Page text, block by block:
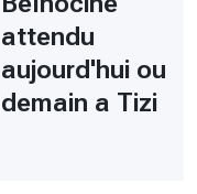
attendu
aujourd'hui ou
demain a Tizi